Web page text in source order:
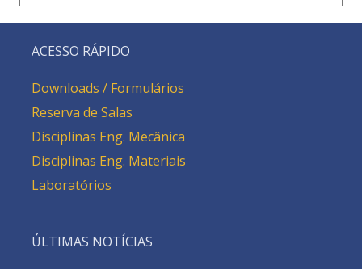
ACESSO RÁPIDO
Downloads / Formulários
Reserva de Salas
Disciplinas Eng. Mecânica
Disciplinas Eng. Materiais
Laboratórios
ÚLTIMAS NOTÍCIAS